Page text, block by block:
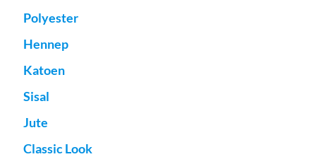
Polyester
Hennep
Katoen
Sisal
Jute
Classic Look